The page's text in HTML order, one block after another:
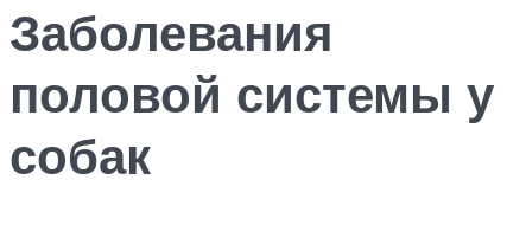
Заболевания
половой системы у
собак